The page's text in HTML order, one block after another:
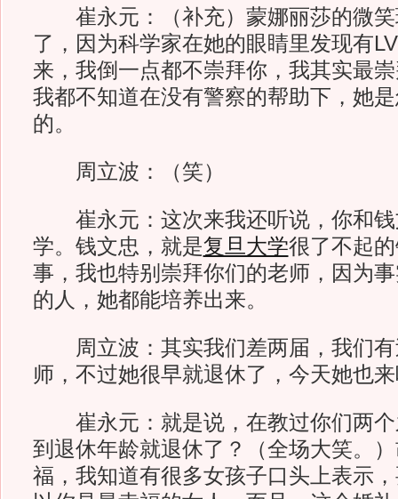
崔永元：（补充）蒙娜丽莎的微笑
了，因为科学家在她的眼睛里发现有
来，我倒一点都不崇拜你，我其实最
我都不知道在没有警察的帮助下，她
的。
周立波：（笑）
崔永元：这次来我还听说，你和钱
学。钱文忠，就是复旦大学很了不起
事，我也特别崇拜你们的老师，因为
的人，她都能培养出来。
周立波：其实我们差两届，我们有
师，不过她很早就退休了，今天她也
崔永元：就是说，在教过你们两个
到退休年龄就退休了？（全场大笑。
福，我知道有很多女孩子口头上表示